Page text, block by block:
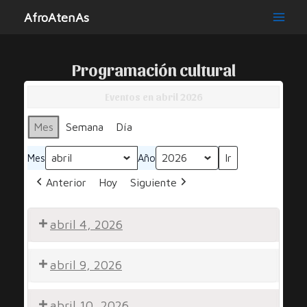
AfroAtenAs
Programación cultural
Mes Semana Día
Mes Año
Anterior Hoy Siguiente
abril 4, 2026
por
Diversidad
abril 9, 2026